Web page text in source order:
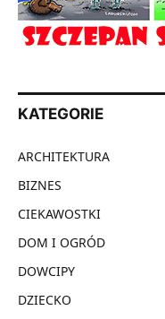
KATEGORIE
ARCHITEKTURA
BIZNES
CIEKAWOSTKI
DOM I OGRÓD
DOWCIPY
DZIECKO